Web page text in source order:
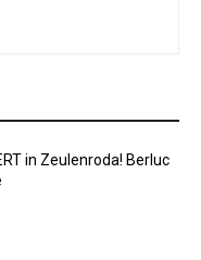
in Zeulenroda! Berluc